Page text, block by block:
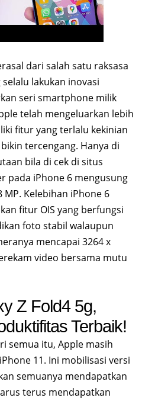
dari salah satu raksasa
lakukan inovasi
seri smartphone milik
telah mengeluarkan lebih
fitur yang terlalu kekinian
tercengang. Hanya di
bila di cek di situs
pada iPhone 6 mengusung
Kelebihan iPhone 6
fitur OIS yang berfungsi
foto stabil walaupun
mencapai 3264 x
video bersama mutu
Z Fold4 5g,
Terbaik!
semua itu, Apple masih
11. Ini mobilisasi versi
semuanya mendapatkan
terus mendapatkan